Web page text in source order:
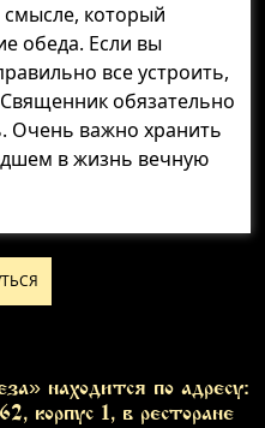
который
обеда. Если вы
все устроить,
обязательно
Очень важно хранить
в жизнь вечную
находится по адресу:
корпус 1, в ресторане